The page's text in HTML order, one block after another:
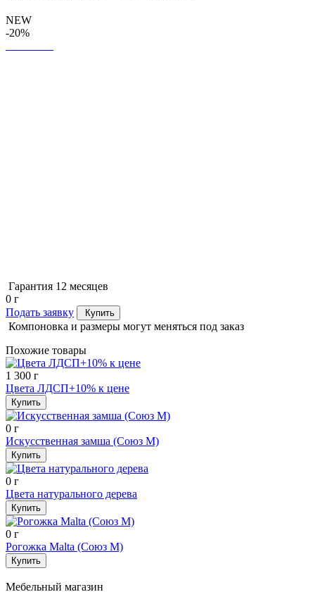
NEW
-20%
Гарантия 12 месяцев
0 г
Подать заявку
Купить
Компоновка и размеры могут меняться под заказ
Похожие товары
1 300 г
Цвета ЛДСП+10% к цене
Купить
0 г
Искусственная замша (Союз М)
Купить
0 г
Цвета натурального дерева
Купить
0 г
Рогожка Malta (Союз М)
Купить
Мебельный магазин